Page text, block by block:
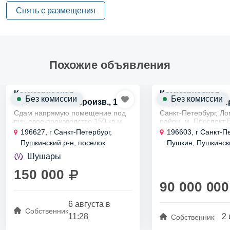
Цена 950 руб. за кв. м. УСН
Снять с размещения
Похожие объявления
Коммерческая
недвижимость произв., 150
м²
Сдам напрямую помещение под
пищевое производство 150 кв.м
1-я линия Московского ш.
(пос.Шушары).
1 этаж двухэтажного здания.
После кап.ремонта, все
коммуникации новые+...
196627, г Санкт-Петербург,
Пушкинский р-н, поселок
Шушары, Московское шоссе, д
Шушары
150 000
Собственник
6 августа в
11:28
Без комиссии
Коммерческая
недвижимость
м²
Санкт-Петербург,
район, м. Проспект
деревня Малое
Красносельское ш.
Продажа
196603, г Санкт-
Пушкин,
90 000 000
Собственник 2
Без комиссии